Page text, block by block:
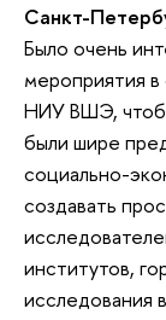
Санкт-
Было очень
мероприятия
НИУ ВШЭ,
были шире
социально-
создавать
институтов,
исследования